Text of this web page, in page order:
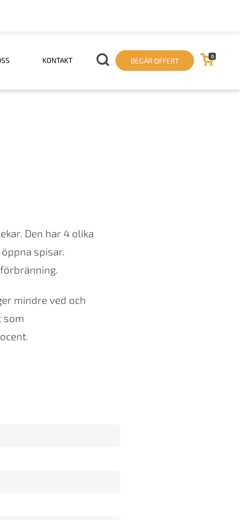
KONTAKT BEGÄR OFFERT 0
Den har 4 olika
spisar.
mindre ved och
som